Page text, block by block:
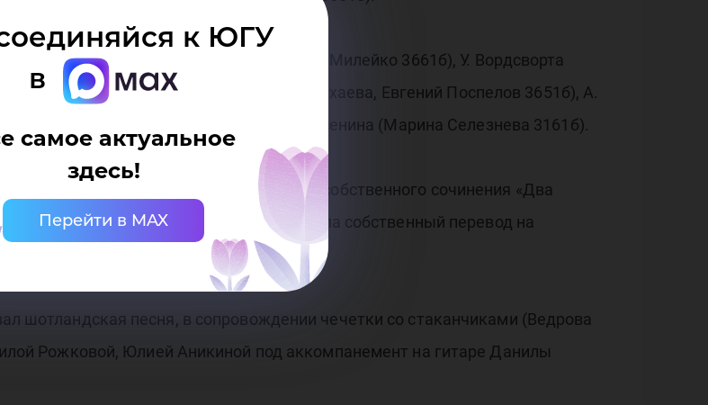
к ЮГУ
в
самое актуальное
здесь!
Перейти в MAX
У. Блейка (Юлия Башмачникова, Ксения Милейко 3661б), У. Вордсворта
Абдулин 3631б), В. Гюго (Айсель Сулхаева, Евгений Поспелов 3651б), А.
А. Рембо (Влада Семенюк 3161б), С. Есенина (Марина Селезнева 3161б).
продекламировала стихотворение собственного сочинения «Два
Анастасия Праскунова (3641б) прочла собственный перевод на
В. Волковца.
шотландская песня, в сопровождении чечетки со стаканчиками (Ведрова
Рожковой, Юлией Аникиной под аккомпанемент на гитаре Данилы